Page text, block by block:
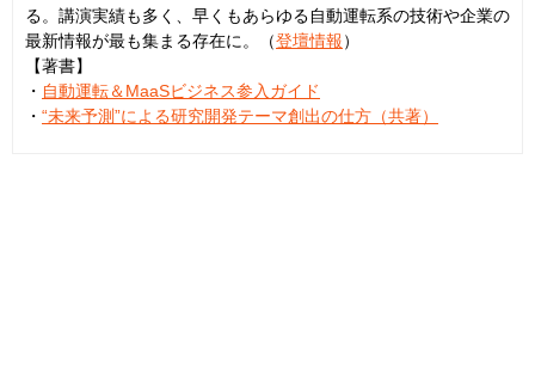
る。講演実績も多く、早くもあらゆる自動運転系の技術や企業の
最新情報が最も集まる存在に。（登壇情報）
【著書】
・ 自動運転＆MaaSビジネス参入ガイド
・ “未来予測”による研究開発テーマ創出の仕方（共著）